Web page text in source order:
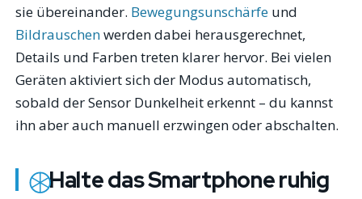
sie übereinander. Bewegungsunschärfe und
Bildrauschenwerden dabei herausgerechnet,
Details und Farben treten klarer hervor. Bei vielen
Geräten aktiviert sich der Modus automatisch,
sobald der Sensor Dunkelheit erkennt – du kannst
ihn aber auch manuell erzwingen oder abschalten.
Halte das Smartphone ruhig